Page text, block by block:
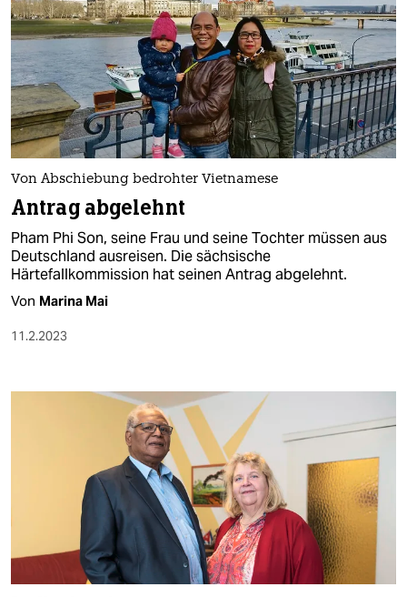
Von Abschiebung bedrohter Vietnamese
Antrag abgelehnt
Pham Phi Son, seine Frau und seine Tochter müssen aus
Deutschland ausreisen. Die sächsische
Härtefallkommission hat seinen Antrag abgelehnt.
Von Marina Mai
11.2.2023